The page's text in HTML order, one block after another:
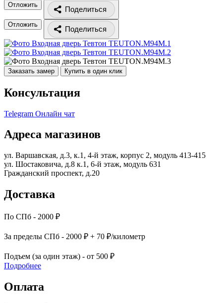
Отложить
Поделиться
Отложить
Поделиться
Заказать замер Купить в один клик
Консультация
Telegram Онлайн чат
Адреса магазинов
ул. Варшавская, д.3, к.1, 4-й этаж, корпус 2, модуль 413-415
ул. Шостаковича, д.8 к.1, 6-й этаж, модуль 631
Гражданский проспект, д.20
Доставка
По СПб - 2000 ₽
За пределы СПб - 2000 ₽ + 70 ₽/километр
Подъем (за один этаж) - от 500 ₽
Подробнее
Оплата